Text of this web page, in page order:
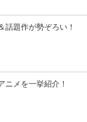
話題作が勢ぞろい！
ニメを一挙紹介！